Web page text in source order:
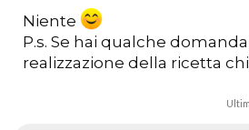
Niente
P.s. Se hai qualche
realizzazione della ricetta